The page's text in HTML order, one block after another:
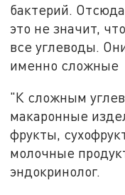
бактерий.
это не значит,
все углеводы.
именно сложные
"К сложным
макаронные
фрукты,
молочные
эндокринолог.